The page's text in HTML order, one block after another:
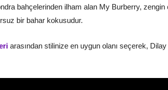
bahçelerinden ilham alan My Burberry,
bir bahar kokusudur.
arasından stilinize en uygun olanı seçerek,